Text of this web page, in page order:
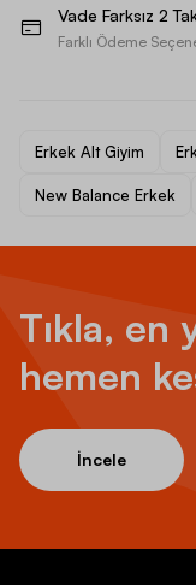
Vade Farksız 2
Farklı Ödeme
Erkek Alt Giyim
New Balance Erkek
Tıkla, en
hemen
İncele